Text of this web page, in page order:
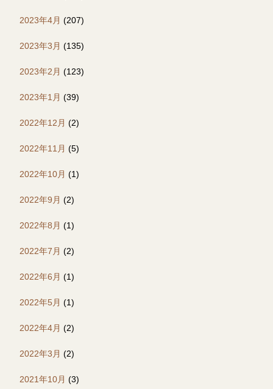
2023年4月 (207)
2023年3月 (135)
2023年2月 (123)
2023年1月 (39)
2022年12月 (2)
2022年11月 (5)
2022年10月 (1)
2022年9月 (2)
2022年8月 (1)
2022年7月 (2)
2022年6月 (1)
2022年5月 (1)
2022年4月 (2)
2022年3月 (2)
2021年10月 (3)